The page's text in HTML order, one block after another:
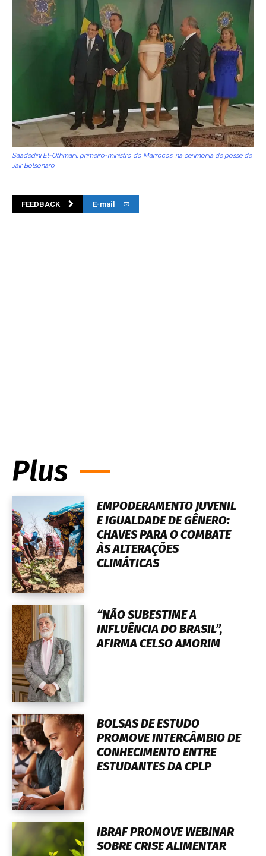
Saadedini El-Othmani, primeiro-ministro do Marrocos, na cerimônia de posse de
Jair Bolsonaro
FEEDBACK E-mail
Plus
EMPODERAMENTO JUVENIL
E IGUALDADE DE GÊNERO:
CHAVES PARA O COMBATE
ÀS ALTERAÇÕES
CLIMÁTICAS
“NÃO SUBESTIME A
INFLUÊNCIA DO BRASIL”,
AFIRMA CELSO AMORIM
BOLSAS DE ESTUDO
PROMOVE INTERCÂMBIO DE
CONHECIMENTO ENTRE
ESTUDANTES DA CPLP
IBRAF PROMOVE WEBINAR
SOBRE CRISE ALIMENTAR